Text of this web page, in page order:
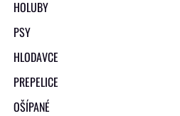
HOLUBY
PSY
HLODAVCE
PREPELICE
OŠÍPANÉ